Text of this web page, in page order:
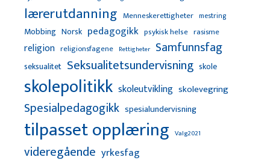
lærerutdanning Menneskerettigheter mestring
Mobbing Norsk pedagogikk psykisk helse rasisme
religion religionsfagene Rettigheter Samfunnsfag
seksualitet Seksualitetsundervisning skole
skolepolitikk skoleutvikling skolevegring
Spesialpedagogikk spesialundervisning
tilpasset opplæring Valg2021
videregående yrkesfag